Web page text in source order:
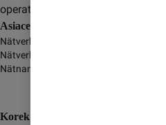
operatörer:
Asiacell Communications PJSC
Nätverksnamn
Nätverkstyp
Nätnamn i display
Korek Telecom Company